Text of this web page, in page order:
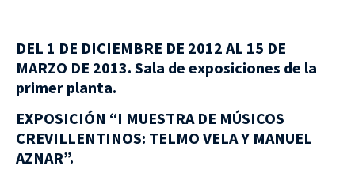
DEL 1 DE DICIEMBRE DE 2012 AL 15 DE
MARZO DE 2013. Sala de exposiciones de la
primer planta.
EXPOSICIÓN “I MUESTRA DE MÚSICOS
CREVILLENTINOS: TELMO VELA Y MANUEL
AZNAR”.